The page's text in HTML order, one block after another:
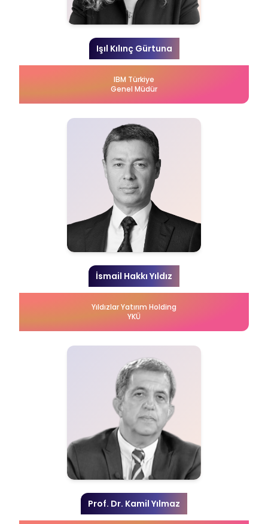
Işıl Kılınç Gürtuna
IBM Türkiye
Genel Müdür
İsmail Hakkı Yıldız
Yıldızlar Yatırım Holding
YKÜ
Prof. Dr. Kamil Yılmaz